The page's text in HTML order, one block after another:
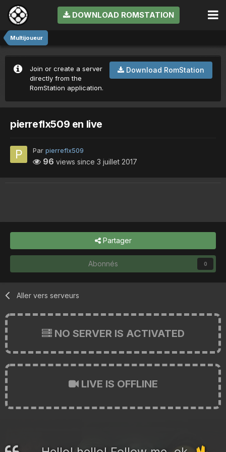
DOWNLOAD ROMSTATION
Multijoueur
Download RomStation
Join or create a server
directly from the
RomStation application.
pierreflx509 en live
Par pierreflx509
96 views since 3 juillet 2017
Partager
Abonnés 0
Aller vers serveurs
NO SERVER IS ACTIVATED
LIVE IS OFFLINE